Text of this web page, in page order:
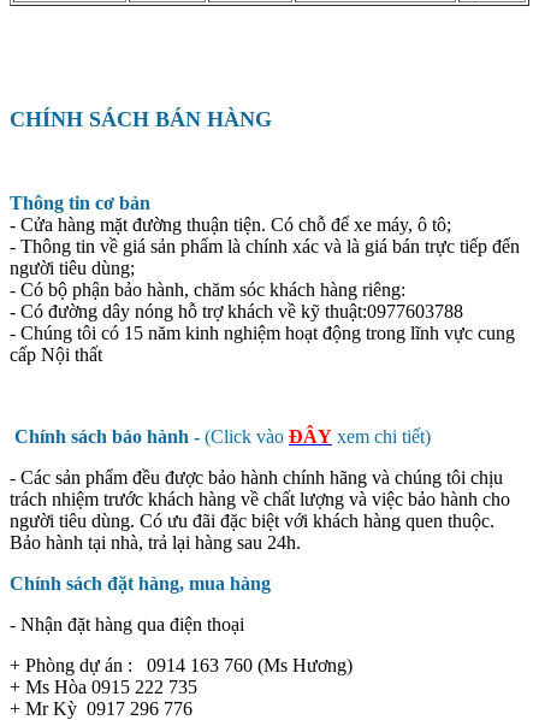
CHÍNH SÁCH BÁN HÀNG
Thông tin cơ bản
- Cửa hàng mặt đường thuận tiện. Có chỗ để xe máy, ô tô;
- Thông tin về giá sản phẩm là chính xác và là giá bán trực tiếp đến
người tiêu dùng;
- Có bộ phận bảo hành, chăm sóc khách hàng riêng:
- Có đường dây nóng hỗ trợ khách về kỹ thuật:0977603788
- Chúng tôi có 15 năm kinh nghiệm hoạt động trong lĩnh vực cung
cấp Nội thất
Chính sách bảo hành - (Click vào ĐÂY xem chi tiết)
- Các sản phẩm đều được bảo hành chính hãng và chúng tôi chịu
trách nhiệm trước khách hàng về chất lượng và việc bảo hành cho
người tiêu dùng. Có ưu đãi đặc biệt với khách hàng quen thuộc.
Bảo hành tại nhà, trả lại hàng sau 24h.
Chính sách đặt hàng, mua hàng
- Nhận đặt hàng qua điện thoại
+ Phòng dự án : 0914 163 760 (Ms Hương)
+ Ms Hòa 0915 222 735
+ Mr Kỳ 0917 296 776